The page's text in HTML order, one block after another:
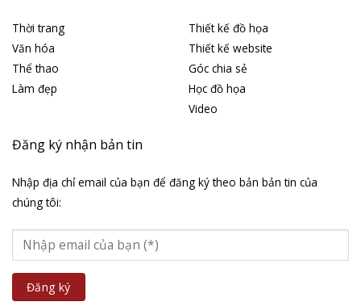
Thời trang
Văn hóa
Thể thao
Làm đẹp
Thiết kế đồ họa
Thiết kế website
Góc chia sẻ
Học đồ họa
Video
Đăng ký nhận bản tin
Nhập địa chỉ email của bạn để đăng ký theo bản bản tin của
chúng tôi: